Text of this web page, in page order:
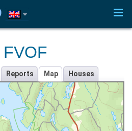
Reports Map Houses